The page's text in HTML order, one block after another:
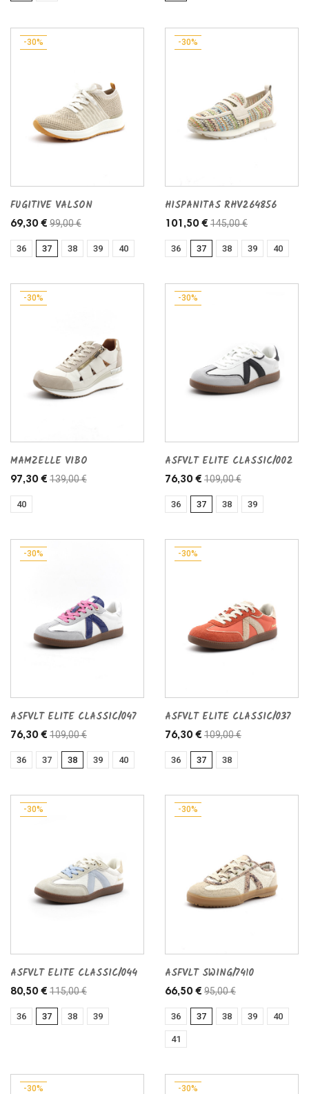
-30%
FUGITIVE VALSON
69,30 € 99,00 €
36 37 38 39 40
-30%
HISPANITAS RHV264856
101,50 € 145,00 €
36 37 38 39 40
-30%
MAMZELLE VIBO
97,30 € 139,00 €
40
-30%
ASFVLT ELITE CLASSIC/002
76,30 € 109,00 €
36 37 38 39
-30%
ASFVLT ELITE CLASSIC/047
76,30 € 109,00 €
36 37 38 39 40
-30%
ASFVLT ELITE CLASSIC/037
76,30 € 109,00 €
36 37 38
-30%
ASFVLT ELITE CLASSIC/044
80,50 € 115,00 €
36 37 38 39
-30%
ASFVLT SWING/7410
66,50 € 95,00 €
36 37 38 39 40
41
-30% -30%